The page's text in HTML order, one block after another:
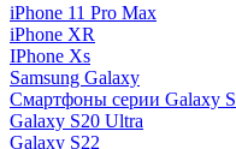
iPhone 11 Pro Max
iPhone XR
IPhone Xs
Samsung Galaxy
Смартфоны серии Galaxy S
Galaxy S20 Ultra
Galaxy S22